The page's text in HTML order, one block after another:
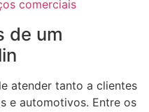
comerciais
de um
atender tanto a clientes
e automotivos. Entre os